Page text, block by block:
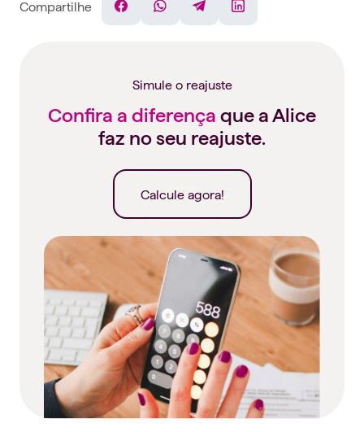
Compartilhe
FacebookWhatsAppTelegramLinkedin
Simule o reajuste
Confira a diferença que a Alice
faz no seu reajuste.
Calcule agora!